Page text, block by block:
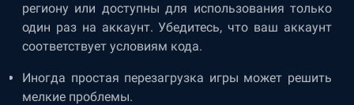
региону или доступны для использования только
один раз на аккаунт. Убедитесь, что ваш аккаунт
соответствует условиям кода.
Иногда простая перезагрузка игры может решить
мелкие проблемы.